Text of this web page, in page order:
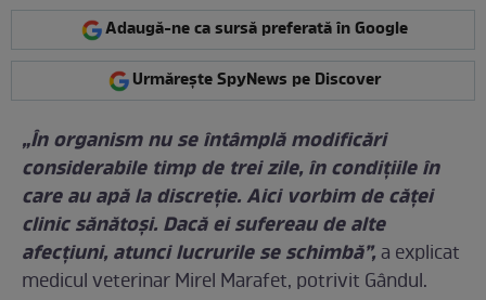
Adaugă-ne ca sursă preferată în Google
Urmărește SpyNews pe Discover
„În organism nu se întâmplă modificări
considerabile timp de trei zile, în condiţiile în
care au apă la discreţie. Aici vorbim de căţei
clinic sănătoşi. Dacă ei sufereau de alte
afecţiuni, atunci lucrurile se schimbă”,a explicat
medicul veterinar Mirel Marafet, potrivit Gândul.